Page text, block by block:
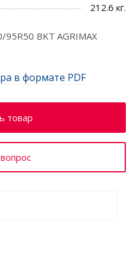
212.6 кг.
BKT AGRIMAX
в формате PDF
товар